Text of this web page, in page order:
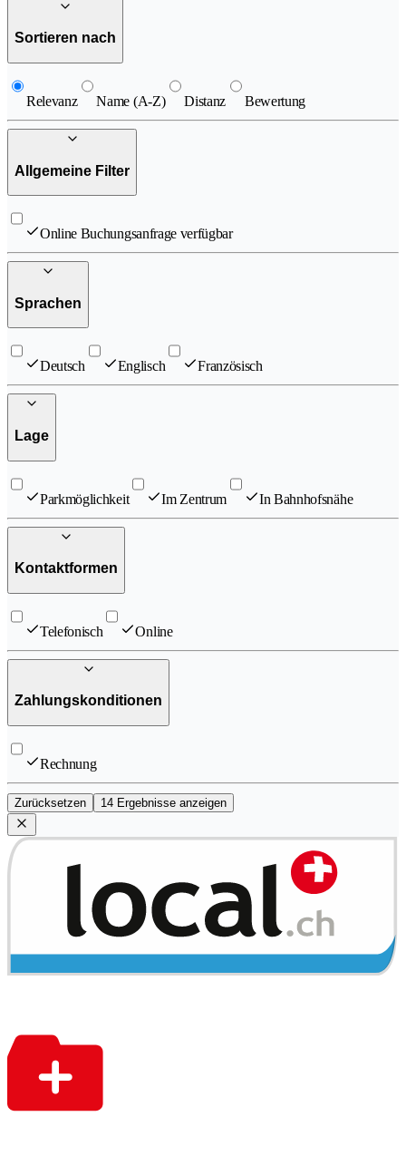
Sortieren nach
Relevanz Name (A-Z) Distanz Bewertung
Allgemeine Filter
Online Buchungsanfrage verfügbar
Sprachen
Deutsch Englisch Französisch
Lage
Parkmöglichkeit Im Zentrum In Bahnhofsnähe
Kontaktformen
Telefonisch Online
Zahlungskonditionen
Rechnung
Zurücksetzen 14 Ergebnisse anzeigen